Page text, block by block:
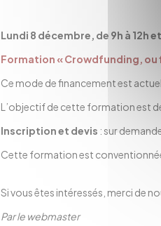
Lundi 8 décembre, de 9h à 12h et
Formation « Crowdfunding, ou
Ce mode de financement est
L’objectif de cette formation est
Inscription et devis : sur
Cette formation est
Si vous êtes intéressés, merci de
Par le webmaster